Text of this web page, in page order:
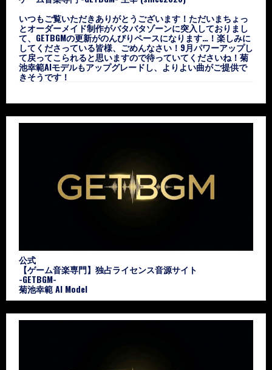
いつもご覧いただきありがとうございます！ただいまちょっ
とオーダーメイド制作がバタバタゾーンに突入しておりまし
て、GETBGMの更新がのんびりペースになります…！楽しみに
してくださっている皆様、ごめんなさい！9月パワーアップし
て戻ってこられると思いますので待っていてくださいね！菊
池幸範AIモデルもアップグレードし、よりよい曲がご提供で
きそうです！
公式
【ゲーム音楽専門】独占ライセンス音源サイト
-GETBGM-
菊池幸範 AI Model